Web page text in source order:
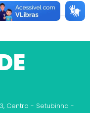
Centro - Setubinha -